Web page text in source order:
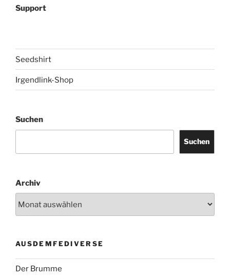
Support
Seedshirt
Irgendlink-Shop
Suchen
Suchen
Archiv
AUSDEMFEDIVERSE
Der Brumme